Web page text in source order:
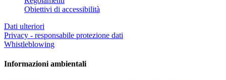
Obiettivi di accessibilità
Dati ulteriori
Privacy - responsabile protezione dati
Whistleblowing
Informazioni ambientali